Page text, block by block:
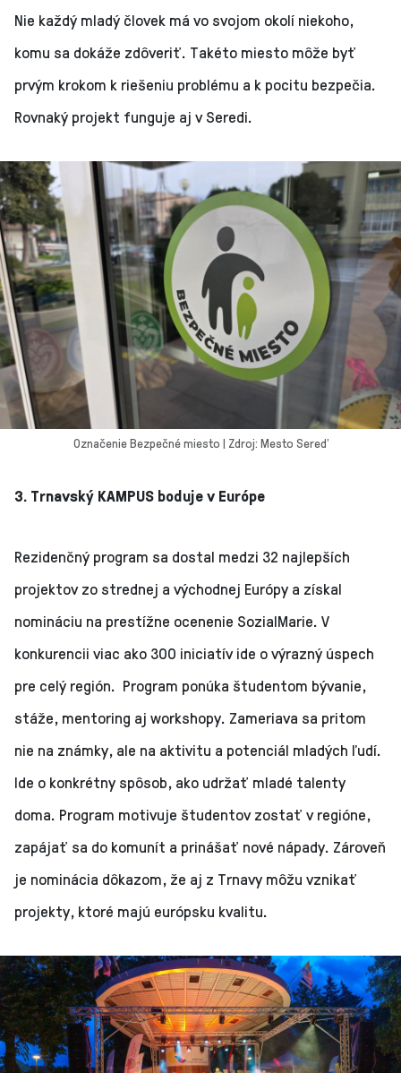
Nie každý mladý človek má vo svojom okolí niekoho,
komu sa dokáže zdôveriť. Takéto miesto môže byť
prvým krokom k riešeniu problému a k pocitu bezpečia.
Rovnaký projekt funguje aj v Seredi.
Označenie Bezpečné miesto | Zdroj: Mesto Sereď
3. Trnavský KAMPUS boduje v Európe
Rezidenčný program sa dostal medzi 32 najlepších
projektov zo strednej a východnej Európy a získal
nomináciu na prestížne ocenenie SozialMarie. V
konkurencii viac ako 300 iniciatív ide o výrazný úspech
pre celý región. Program ponúka študentom bývanie,
stáže, mentoring aj workshopy. Zameriava sa pritom
nie na známky, ale na aktivitu a potenciál mladých ľudí.
Ide o konkrétny spôsob, ako udržať mladé talenty
doma. Program motivuje študentov zostať v regióne,
zapájať sa do komunít a prinášať nové nápady. Zároveň
je nominácia dôkazom, že aj z Trnavy môžu vznikať
projekty, ktoré majú európsku kvalitu.